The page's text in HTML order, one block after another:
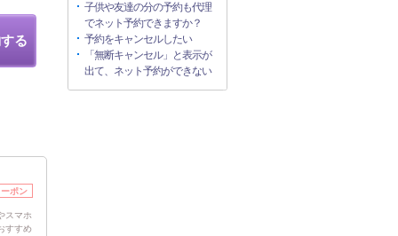
る
ポン
スマホ
すすめ
子供や友達の分の予約も代理
でネット予約できますか？
予約をキャンセルしたい
「無断キャンセル」と表示が
出て、ネット予約ができない